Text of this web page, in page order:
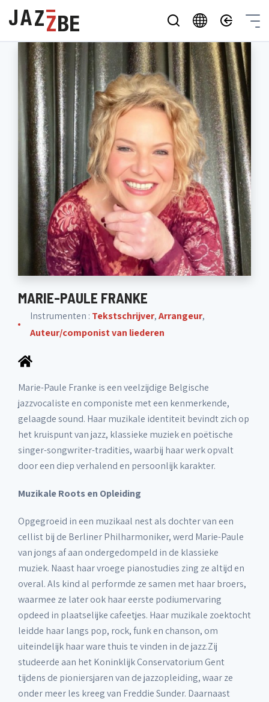
MARIE-PAULE FRANKE
Instrumenten : Tekstschrijver,Arrangeur,
Auteur/componist van liederen
Marie-Paule Franke is een veelzijdige Belgische
jazzvocaliste en componiste met een kenmerkende,
gelaagde sound. Haar muzikale identiteit bevindt zich op
het kruispunt van jazz, klassieke muziek en poëtische
singer-songwriter-tradities, waarbij haar werk opvalt
door een diep verhalend en persoonlijk karakter.
Muzikale Roots en Opleiding
Opgegroeid in een muzikaal nest als dochter van een
cellist bij de Berliner Philharmoniker, werd Marie-Paule
van jongs af aan ondergedompeld in de klassieke
muziek. Naast haar vroege pianostudies zing ze altijd en
overal. Als kind al performde ze samen met haar broers,
waarmee ze later ook haar eerste podiumervaring
opdeed in plaatselijke cafeetjes. Haar muzikale zoektocht
leidde haar langs pop, rock, funk en chanson, om
uiteindelijk haar ware thuis te vinden in de jazz.Zij
studeerde aan het Koninklijk Conservatorium Gent
tijdens de pioniersjaren van de jazzopleiding, waar ze
onder meer les kreeg van Freddie Sunder. Daarnaast